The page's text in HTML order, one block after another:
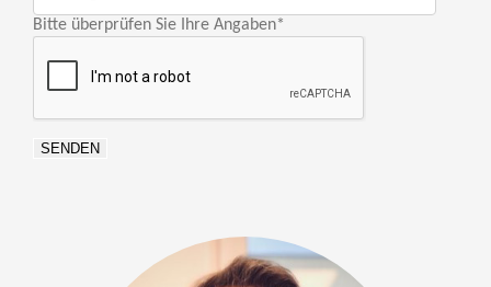
Bitte überprüfen Sie Ihre Angaben*
SENDEN